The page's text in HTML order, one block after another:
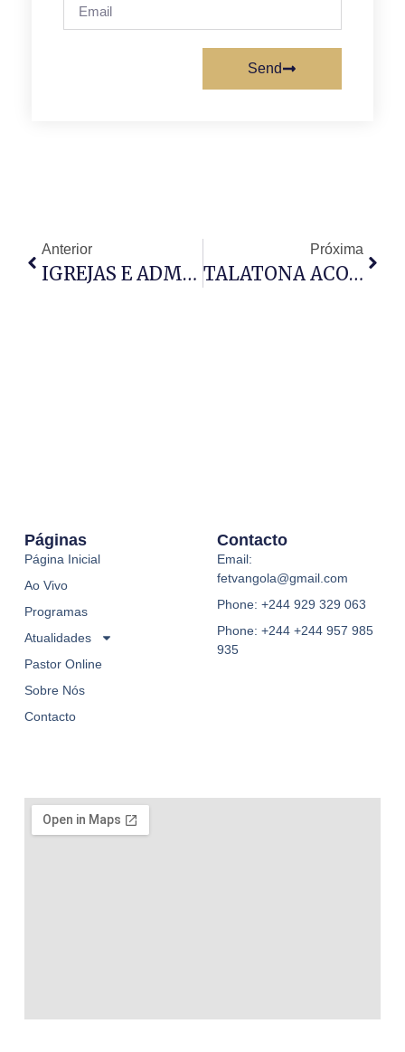
Send
Anterior
IGREJAS E ADMINISTRAÇÃO DO SOYO UNEM-SE
Próxima
TALATONA ACOLHE GALA SOLIDÁRIA “VOZES QUE CURAM”
Páginas
Página Inicial
Ao Vivo
Programas
Atualidades
Pastor Online
Sobre Nós
Contacto
Contacto
Email:
fetvangola@gmail.com
Phone: +244 929 329 063
Phone: +244 +244 957 985
935